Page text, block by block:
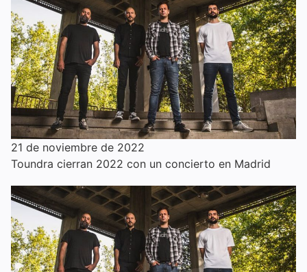
21 de noviembre de 2022
Toundra cierran 2022 con un concierto en Madrid